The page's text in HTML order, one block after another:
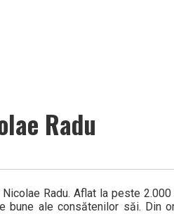
Radu
Radu. Aflat la peste
ale consătenilor săi. Din